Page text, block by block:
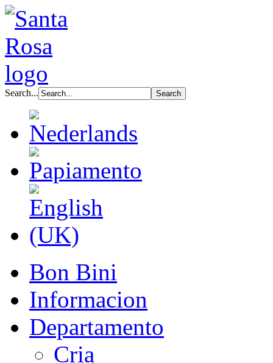
Search...
Bon Bini
Informacion
Departamento
Cria